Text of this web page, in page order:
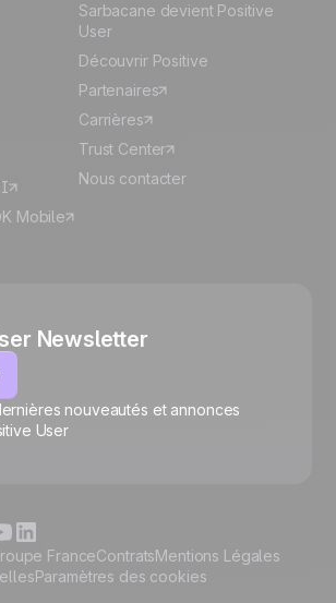
Gérer les cookies
Mobile
Sarbacane devient Positive
User
Découvrir Positive
Partenaires
Carrières
Trust Center
Nous contacter
Newsletter
nouveautés et annonces
User
FranceContratsMentions Légales
Paramètres des cookies